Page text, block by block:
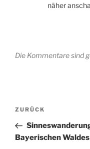
näher
Die Kommentare sind
Vorheriger
Beitrag
ZURÜCK
Bayerischen Waldes